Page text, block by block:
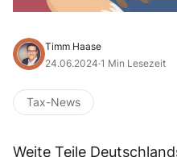
Timm Haase
24.06.2024·1 Min Lesezeit
Tax-News
Weite Teile